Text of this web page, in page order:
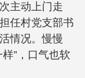
主动上门走
任村党支部书
情况。慢慢
”，口气也软